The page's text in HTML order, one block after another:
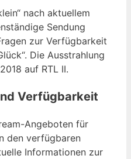
nach aktuellem
Sendung
zur Verfügbarkeit
Die Ausstrahlung
auf RTL II.
Verfügbarkeit
Angeboten für
den verfügbaren
Informationen zur